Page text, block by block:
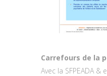
Carrefours de la
Avec la SFPEADA &